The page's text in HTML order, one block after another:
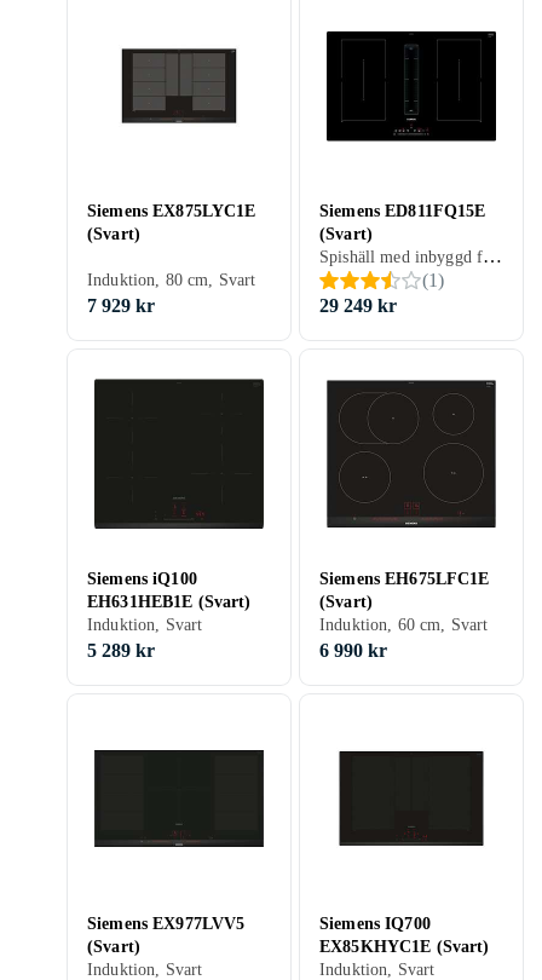
Siemens EX875LYC1E
(Svart)
Induktion, 80 cm, Svart
7 929 kr
Siemens ED811FQ15E
(Svart)
Spishäll med inbyggd fläkt, 80 cm, Svart
(1)
29 249 kr
Siemens iQ100
EH631HEB1E (Svart)
Induktion, Svart
5 289 kr
Siemens EH675LFC1E
(Svart)
Induktion, 60 cm, Svart
6 990 kr
Siemens EX977LVV5
(Svart)
Induktion, Svart
Siemens IQ700
EX85KHYC1E (Svart)
Induktion, Svart